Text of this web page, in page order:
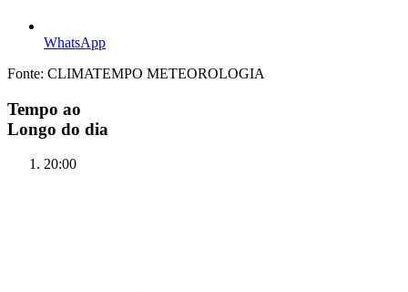
WhatsApp
Fonte: CLIMATEMPO METEOROLOGIA
Tempo ao
Longo do dia
20:00